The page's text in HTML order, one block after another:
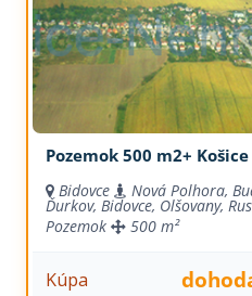
Pozemok 500 m2+
Bidovce Nová Polhora,
Ďurkov, Bidovce, Olšovany,
Pozemok
500 m²
Kúpa